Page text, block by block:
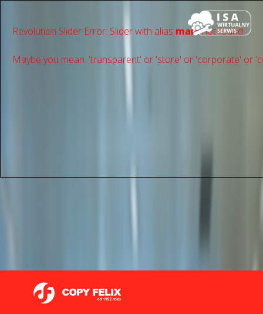
Revolution Slider Error: Slider with alias mainnot found.
Maybe you mean: 'transparent' or 'store' or 'сorporate' or